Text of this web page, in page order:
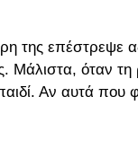
της επέστρεψε
Μάλιστα, όταν
Αν αυτά που